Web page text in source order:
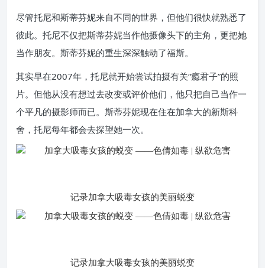
尽管托尼和斯蒂芬妮来自不同的世界，但他们很快就熟悉了
彼此。托尼不仅把斯蒂芬妮当作他摄像头下的主角，更把她
当作朋友。斯蒂芬妮的重生深深触动了福斯。
其实早在2007年，托尼就开始尝试拍摄有关“瘾君子”的照
片。但他从没有想过去改变或评价他们，他只把自己当作一
个平凡的摄影师而已。斯蒂芬妮现在住在加拿大的新斯科
舍，托尼每年都会去探望她一次。
记录加拿大吸毒女孩的美丽蜕变
记录加拿大吸毒女孩的美丽蜕变